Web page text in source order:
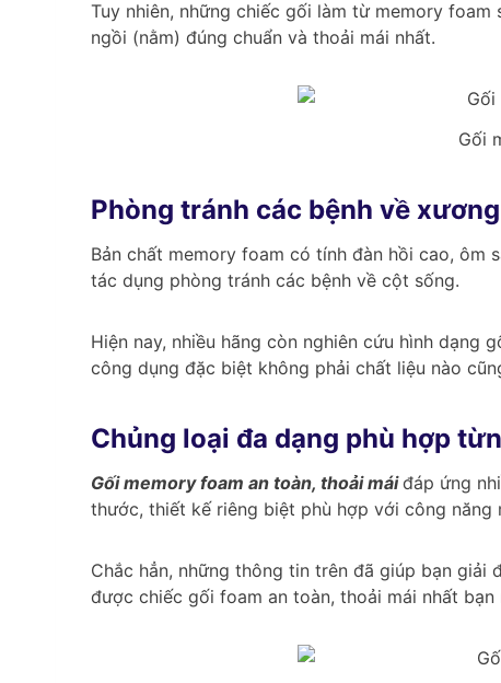
Tuy nhiên, những chiếc gối làm từ memory
ngồi (nằm) đúng chuẩn và thoải mái nhất.
Gối
Phòng tránh các bệnh về
Bản chất memory foam có tính đàn hồi cao, ôm
tác dụng phòng tránh các bệnh về cột sống.
Hiện nay, nhiều hãng còn nghiên cứu hình
công dụng đặc biệt không phải chất liệu nào
Chủng loại đa dạng phù hợp
Gối memory foam an toàn, thoải máiđáp ứng
thước, thiết kế riêng biệt phù hợp với công năng
Chắc hẳn, những thông tin trên đã giúp bạn giải
được chiếc gối foam an toàn, thoải mái nhất bạn